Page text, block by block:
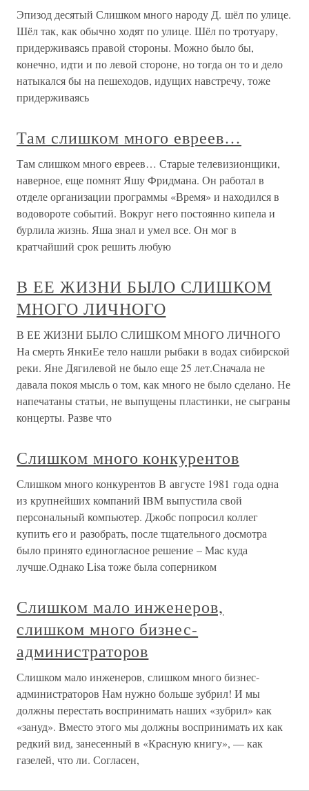
Эпизод десятый Слишком много народу Д. шёл по улице.
Шёл так, как обычно ходят по улице. Шёл по тротуару,
придерживаясь правой стороны. Можно было бы,
конечно, идти и по левой стороне, но тогда он то и дело
натыкался бы на пешеходов, идущих навстречу, тоже
придерживаясь
Там слишком много евреев…
Там слишком много евреев… Старые телевизионщики,
наверное, еще помнят Яшу Фридмана. Он работал в
отделе организации программы «Время» и находился в
водовороте событий. Вокруг него постоянно кипела и
бурлила жизнь. Яша знал и умел все. Он мог в
кратчайший срок решить любую
В ЕЕ ЖИЗНИ БЫЛО СЛИШКОМ
МНОГО ЛИЧНОГО
В ЕЕ ЖИЗНИ БЫЛО СЛИШКОМ МНОГО ЛИЧНОГО
На смерть ЯнкиЕе тело нашли рыбаки в водах сибирской
реки. Яне Дягилевой не было еще 25 лет.Сначала не
давала покоя мысль о том, как много не было сделано. Не
напечатаны статьи, не выпущены пластинки, не сыграны
концерты. Разве что
Слишком много конкурентов
Слишком много конкурентов В августе 1981 года одна
из крупнейших компаний IBM выпустила свой
персональный компьютер. Джобс попросил коллег
купить его и разобрать, после тщательного досмотра
было принято единогласное решение – Mac куда
лучше.Однако Lisa тоже была соперником
Слишком мало инженеров,
слишком много бизнес-
администраторов
Слишком мало инженеров, слишком много бизнес-
администраторов Нам нужно больше зубрил! И мы
должны перестать воспринимать наших «зубрил» как
«зануд». Вместо этого мы должны воспринимать их как
редкий вид, занесенный в «Красную книгу», — как
газелей, что ли. Согласен,